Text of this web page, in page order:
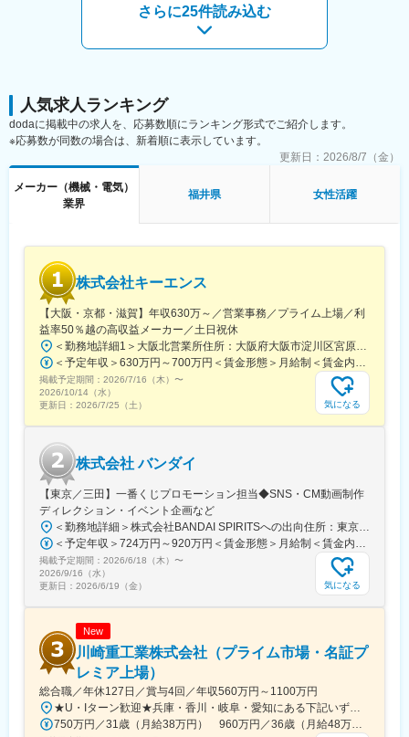
◆高いシェアを持つ製品：
調剤というニッチな分野で、業界トップクラスのシェアを誇る製
品が多数あります。寡占市場だからこそ、競合製品を使っている
変更の範囲：会社の定める業務
・在籍人員：26名 (うち派遣2名)
＜所属＞経理部
・在籍人員：9名
・内訳：熊本(4名)、福井(2名)、函館(2名)、東京 (1名)
管理職：1名
■資格取得奨励金制度：
資格取得支援制度が設けられており、簿記検定1級・2級、税理
す。支援内容として、同社規程に基づき取得奨励金を支給してい
ます。支給額は資格により、最大で15万円となります。また、英
語スキルに関しては、TOEICスコア奨励金制度が設けられてお
り、取得スコアに応じて最大15万円が支給されます。
■当社の特徴：
【半導体「後工程」世界トップクラス】
世の中のあらゆるモノの中で、人々の生活を密かに支えている
「半導体」。当社はその半導体製造の中でも「後工程」と呼ばれ
る、最終製品に最も近い領域の専業メーカーです。世界トップレ
ベルの最先端技術と生産規模・ノウハウを有し、各国の大手メー
世界中の人々の暮らしを豊かにしています。
【車載製品世界トップクラスシェア】
当社が手がけているデバイスは、スマホ、PC、自動車、家電、ネ
ットワーク関連など多様な最終製品に搭載されています。中でも
自動車領域には強みがあり、業界内で車載製品は世界トップクラ
スシェアを誇ります。
変更の範囲：会社の定める業務
さらに25件読み込む
人気求人ランキング
dodaに掲載中の求人を、応募数順にランキング形式でご紹介します。
※応募数が同数の場合は、新着順に表示しています。
更新日： 2026/8/7（金）
メーカー（機械・電気）
業界
福井県 女性活躍
株式会社キーエンス
【大阪・京都・滋賀】年収630万～／営業事務／プライム上場／利
益率50％越の高収益メーカー／土日祝休
掲載予定期間： 2026/7/16（木） 〜
2026/10/14（水）
更新日： 2026/7/25（土） 気になる
株式会社 バンダイ
【東京／三田】一番くじプロモーション担当◆SNS・CM動画制作
ディレクション・イベント企画など
掲載予定期間： 2026/6/18（木） 〜
2026/9/16（水）
更新日： 2026/6/19（金） 気になる
New
川崎重工業株式会社（プライム市場・名証プ
レミア上場）
総合職／年休127日／賞与4回／年収560万円～1100万円